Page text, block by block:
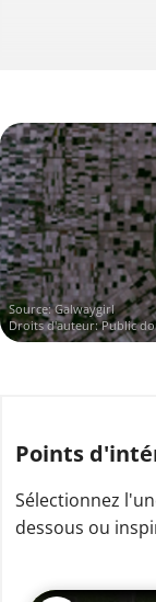
Source:Galwaygirl
Droits d'auteur: Public
Points
Sélectionnez
dessous ou